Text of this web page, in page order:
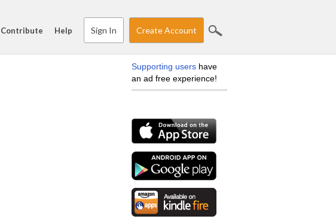
Contribute Help Sign In Create Account
Supporting users have
an ad free experience!